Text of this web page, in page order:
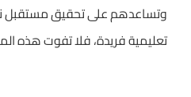
وتساعدهم على تحقيق مستقبل
تعليمية فريدة، فلا تفوت هذه